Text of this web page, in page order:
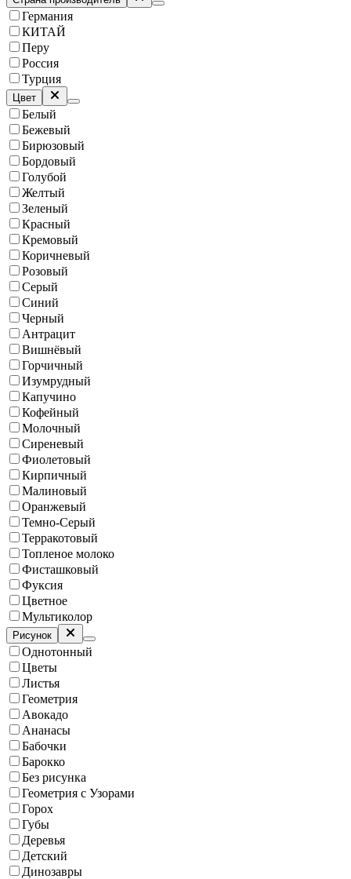
Германия
КИТАЙ
Перу
Россия
Турция
Цвет
Белый
Бежевый
Бирюзовый
Бордовый
Голубой
Желтый
Зеленый
Красный
Кремовый
Коричневый
Розовый
Серый
Синий
Черный
Антрацит
Вишнёвый
Горчичный
Изумрудный
Капучино
Кофейный
Молочный
Сиреневый
Фиолетовый
Кирпичный
Малиновый
Оранжевый
Темно-Серый
Терракотовый
Топленое молоко
Фисташковый
Фуксия
Цветное
Мультиколор
Рисунок
Однотонный
Цветы
Листья
Геометрия
Авокадо
Ананасы
Бабочки
Барокко
Без рисунка
Геометрия с Узорами
Горох
Губы
Деревья
Детский
Динозавры